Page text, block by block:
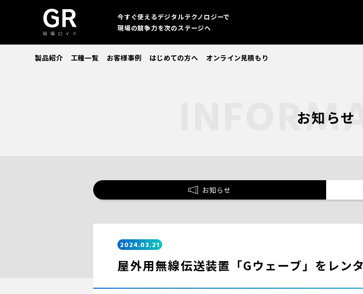
今すぐ使えるデジタルテクノロジーで
現場の競争力を次のステージへ
製品紹介 工種一覧 お客様事例 はじめての方へ オンライン見積もり
お知らせ
お知らせ
2024.03.21
屋外用無線伝送装置「Gウェーブ」をレン